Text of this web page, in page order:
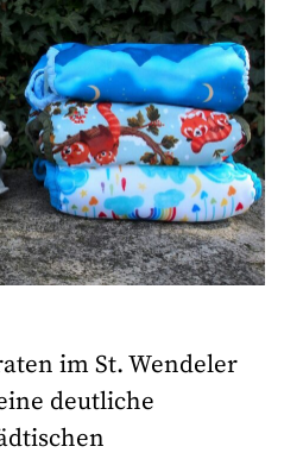
im St. Wendeler
deutliche